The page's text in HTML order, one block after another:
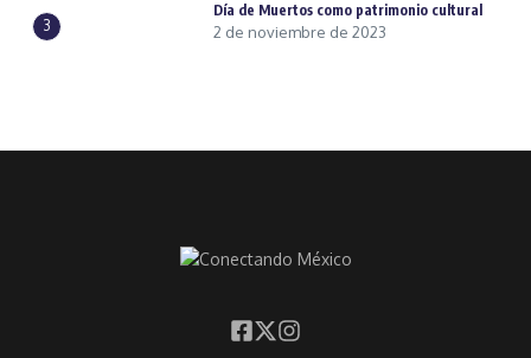
3
Día de Muertos como patrimonio cultural
2 de noviembre de 2023